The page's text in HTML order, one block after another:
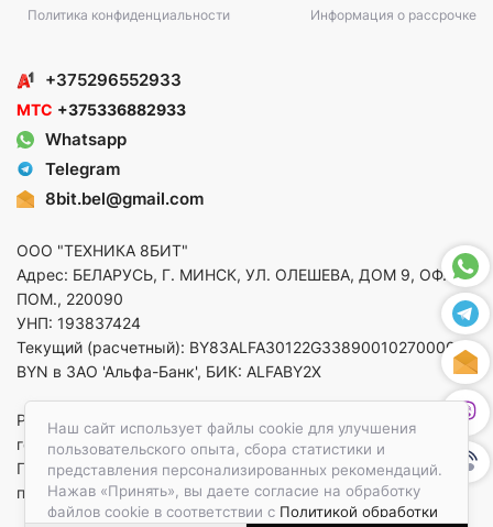
Наш сайт использует файлы cookie для улучшения
пользовательского опыта, сбора статистики и
представления персонализированных рекомендаций.
Нажав «Принять», вы даете согласие на обработку
файлов cookie в соответствии с Политикой обработки
Политика конфиденциальности
Информация о рассрочке
+375296552933
МТС +375336882933
Whatsapp
Telegram
8bit.bel@gmail.com
ООО "ТЕХНИКА 8БИТ"
Адрес: БЕЛАРУСЬ, Г. МИНСК, УЛ. ОЛЕШЕВА, ДОМ 9, ОФ. 5,
ПОМ., 220090
УНП: 193837424
Текущий (расчетный): BY83ALFA30122G33890010270000 в
BYN в ЗАО 'Альфа-Банк', БИК: ALFABY2X
Регистрация в торговом реестре от 14.08.2025 Минский
горисполком
По вопросам защиты прав потребителей
приемная:+375173783412